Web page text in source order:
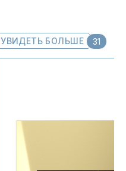
УВИДЕТЬ БОЛЬШЕ 31